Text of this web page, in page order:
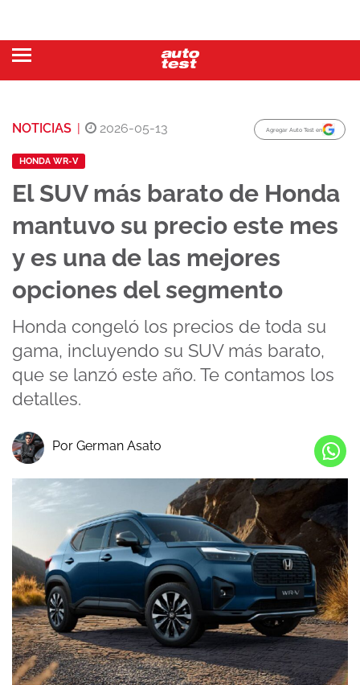
NOTICIAS | 2026-05-13 Agregar Auto Test en
HONDA WR-V
El SUV más barato de Honda
mantuvo su precio este mes
y es una de las mejores
opciones del segmento
Honda congeló los precios de toda su
gama, incluyendo su SUV más barato,
que se lanzó este año. Te contamos los
detalles.
Por German Asato